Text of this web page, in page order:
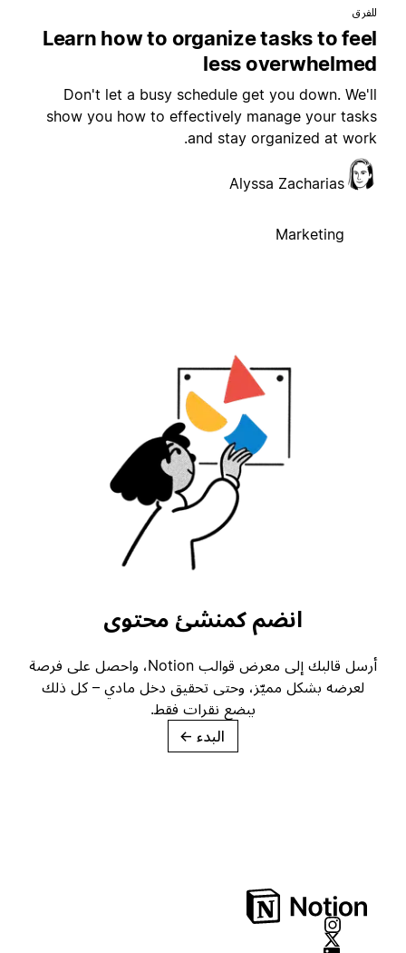
Learn how to organize tasks to
less
Don't let a busy schedule get you down.
show you how to effectively manage your
and stay organized at
Alyssa Zacharias
Marketing
انضم كمنشئ محتوى
أرسل قالبك إلى معرض قوالب Notion، واحصل على فرصة
لعرضه بشكل مميّز، وحتى تحقيق دخل مادي – كل ذلك
ببضع نقرات فقط.
→